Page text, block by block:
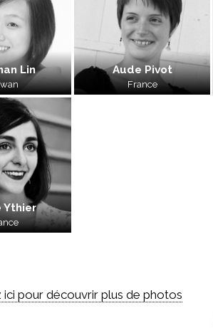
Lin Aude Pivot
France
Ythier
ici pour découvrir plus de photos